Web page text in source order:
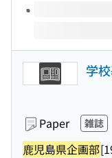
学
Paper 雑誌
鹿児島県企画部